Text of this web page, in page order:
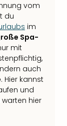
vom
du
im
Spa-
mit
auch
. Hier kannst
und
warten hier